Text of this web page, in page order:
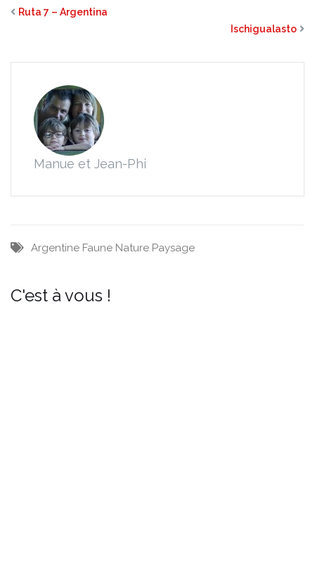
Ruta 7 – Argentina
Ischigualasto
Manue et Jean-Phi
Argentine Faune Nature Paysage
C'est à vous !